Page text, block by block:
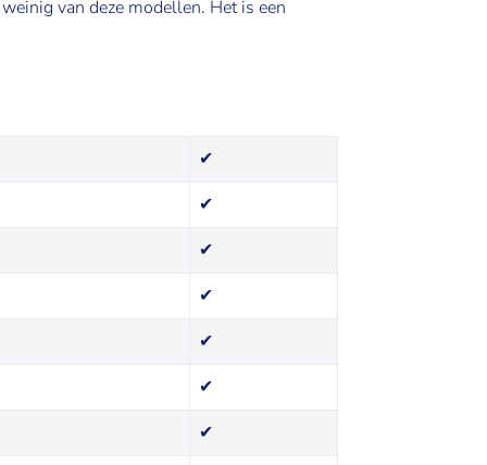
van deze modellen. Het is een
✔
✔
✔
✔
✔
✔
✔